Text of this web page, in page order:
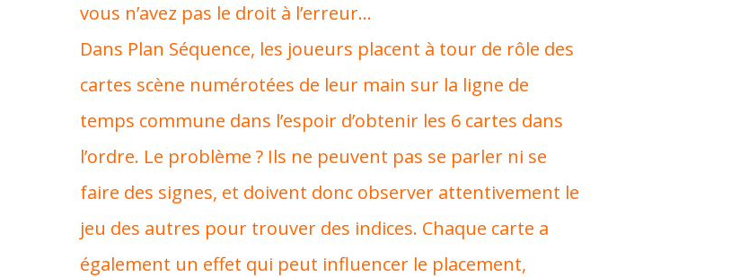
vous n’avez pas le droit à l’erreur…
Dans Plan Séquence, les joueurs placent à tour de rôle des
cartes scène numérotées de leur main sur la ligne de
temps commune dans l’espoir d’obtenir les 6 cartes dans
l’ordre. Le problème ? Ils ne peuvent pas se parler ni se
faire des signes, et doivent donc observer attentivement le
jeu des autres pour trouver des indices. Chaque carte a
également un effet qui peut influencer le placement,